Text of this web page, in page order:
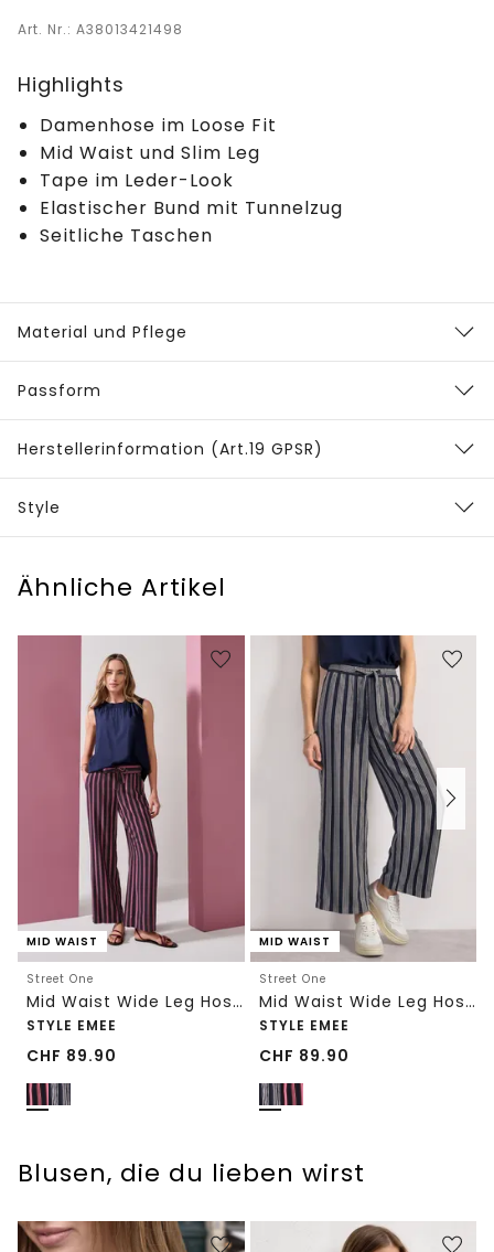
Art. Nr.: A38013421498
Highlights
Damenhose im Loose Fit
Mid Waist und Slim Leg
Tape im Leder-Look
Elastischer Bund mit Tunnelzug
Seitliche Taschen
Material und Pflege
Passform
Herstellerinformation (Art.19 GPSR)
Style
Ähnliche Artikel
MID WAIST
Street One
Mid Waist Wide Leg Hose mit Streifen
STYLE EMEE
CHF 89.90
MID WAIST
Street One
Mid Waist Wide Leg Hose mit Streifen
STYLE EMEE
CHF 89.90
Blusen, die du lieben wirst